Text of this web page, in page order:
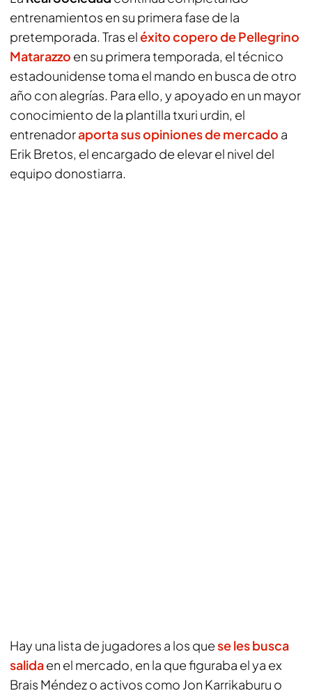
entrenamientos en su primera fase de la
pretemporada. Tras eléxito copero de Pellegrino
Matarazzo en su primera temporada, el técnico
estadounidense toma el mando en busca de otro
año con alegrías. Para ello, y apoyado en un mayor
conocimiento de la plantilla txuri urdin, el
entrenadoraporta sus opiniones de mercado a
Erik Bretos, el encargado de elevar el nivel del
equipo donostiarra.
Hay una lista de jugadores a los quese les busca
salidaen el mercado, en la que figuraba el ya ex
Brais Méndez o activos como Jon Karrikaburu o